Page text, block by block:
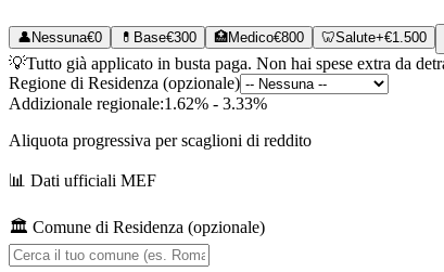
👤Nessuna€0 💊 Base€300 🏥Medico€800 🦷Salute+€1.500
💡Tutto già applicato in busta paga. Non hai spese extra da
Regione di Residenza (opzionale)
Addizionale regionale:1.62% - 3.33%
Aliquota progressiva per scaglioni di reddito
📊 Dati ufficiali MEF
🏛️ Comune di Residenza (opzionale)